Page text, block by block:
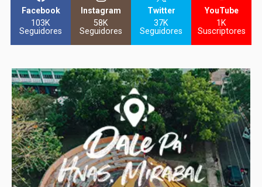
Facebook
103K
Seguidores
Instagram
58K
Seguidores
Twitter
37K
Seguidores
YouTube
1K
Suscriptores